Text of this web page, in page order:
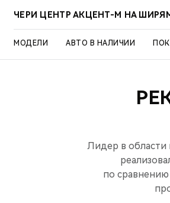
ЧЕРИ ЦЕНТР АКЦЕНТ-М НА
МОДЕЛИ АВТО В НАЛИЧИИ
Лидер в области
по сравнению